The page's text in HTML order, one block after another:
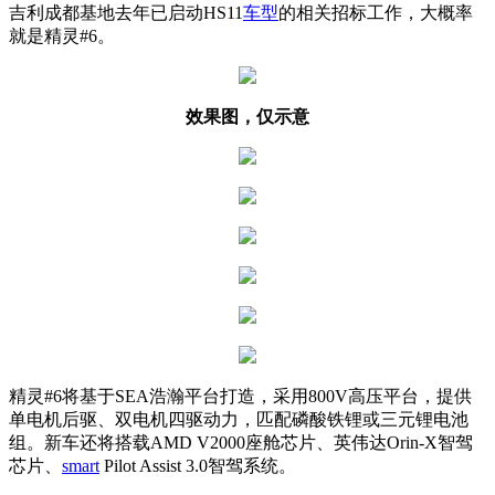
吉利成都基地去年已启动HS11车型的相关招标工作，大概率
就是精灵#6。
效果图，仅示意
精灵#6将基于SEA浩瀚平台打造，采用800V高压平台，提供
单电机后驱、双电机四驱动力，匹配磷酸铁锂或三元锂电池
组。新车还将搭载AMD V2000座舱芯片、英伟达Orin-X智驾
芯片、 smart Pilot Assist 3.0智驾系统。